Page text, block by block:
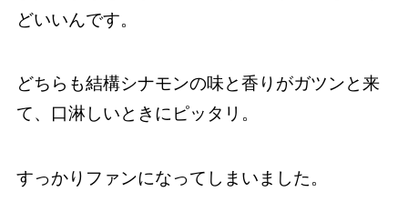
どいいんです。
どちらも結構シナモンの味と香りがガツンと来
て、口淋しいときにピッタリ。
すっかりファンになってしまいました。